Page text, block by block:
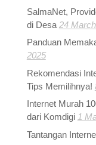
SalmaNet,
di Desa 24
Panduan
2025
Rekomendasi
Tips Memilihnya!
Internet Murah
dari Komdigi 1
Tantangan